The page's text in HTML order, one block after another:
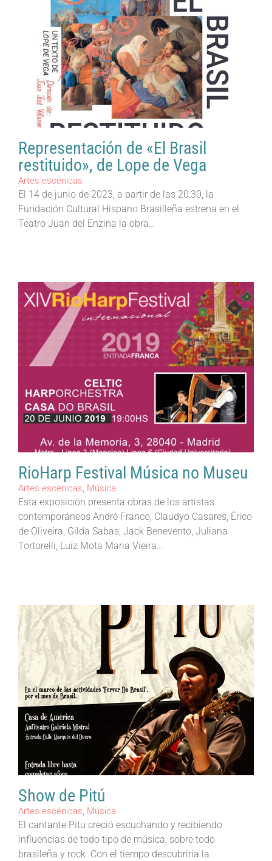
Representación de «El Brasil
restituido», de Lope de Vega
Artes escénicas
El 14 de junio de 2023, a partir de las 20:30, la
Fundación Cultural Hispano Brasilleña estrena en el
Teatro Juan del Enzina la obra…
RioHarp Festival Música no Museu
Artes escénicas, Música
Esta exposición presenta obras de los artistas
contemporáneos André Franco, Claudyo Casares, Érico
de Oliveira, Gilda Sabas, Jack Benevento, Juliana
Tortorelli, Luiz Mota Maria Vieira…
Show de Pitú
Artes escénicas, Música
El cantante Pitu creció escuchando y recibiendo
influencias de todo tipo de música, sobre todo
brasileña y rock. Con el tiempo descubriría la